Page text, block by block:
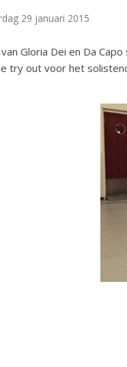
29 januari 2015
Gloria Dei en Da
try out voor het